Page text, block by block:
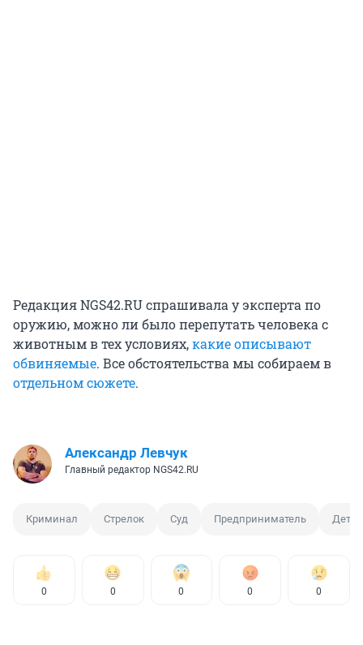
Редакция NGS42.RU спрашивала у эксперта по
оружию, можно ли было перепутать человека с
животным в тех условиях,какие описывают
обвиняемые. Все обстоятельства мы собираем в
отдельном сюжете.
Александр Левчук
Главный редактор NGS42.RU
Криминал Стрелок Суд Предприниматель
0 0 0 0 0